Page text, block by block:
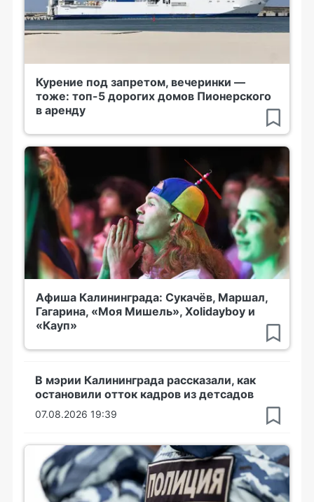
Курение под запретом, вечеринки —
тоже: топ-5 дорогих домов Пионерского
в аренду
Афиша Калининграда: Сукачёв, Маршал,
Гагарина, «Моя Мишель», Xolidayboy и
«Кауп»
В мэрии Калининграда рассказали, как
остановили отток кадров из детсадов
07.08.2026 19:39